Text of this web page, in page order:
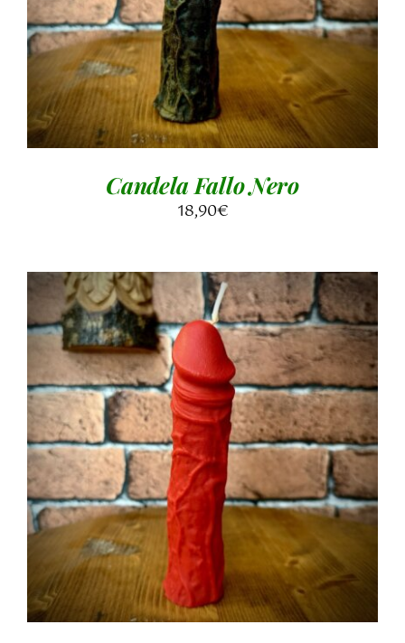
Candela Fallo Nero
18,90€
AGGIUNGI AL CARRELLO / DETTAGLI